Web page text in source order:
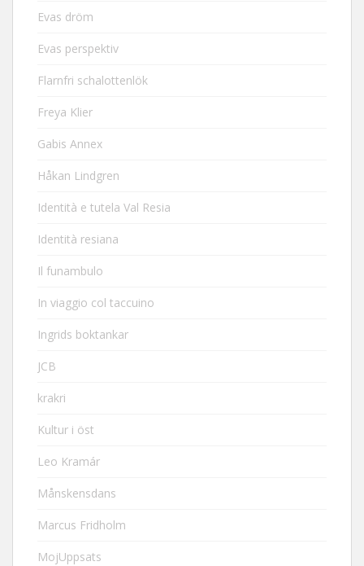
Evas dröm
Evas perspektiv
Flarnfri schalottenlök
Freya Klier
Gabis Annex
Håkan Lindgren
Identità e tutela Val Resia
Identità resiana
Il funambulo
In viaggio col taccuino
Ingrids boktankar
JCB
krakri
Kultur i öst
Leo Kramár
Månskensdans
Marcus Fridholm
MojUppsats